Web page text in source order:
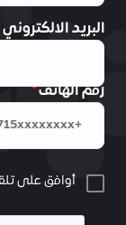
البريد الالكتروني
رقم الهاتف
أوافق على